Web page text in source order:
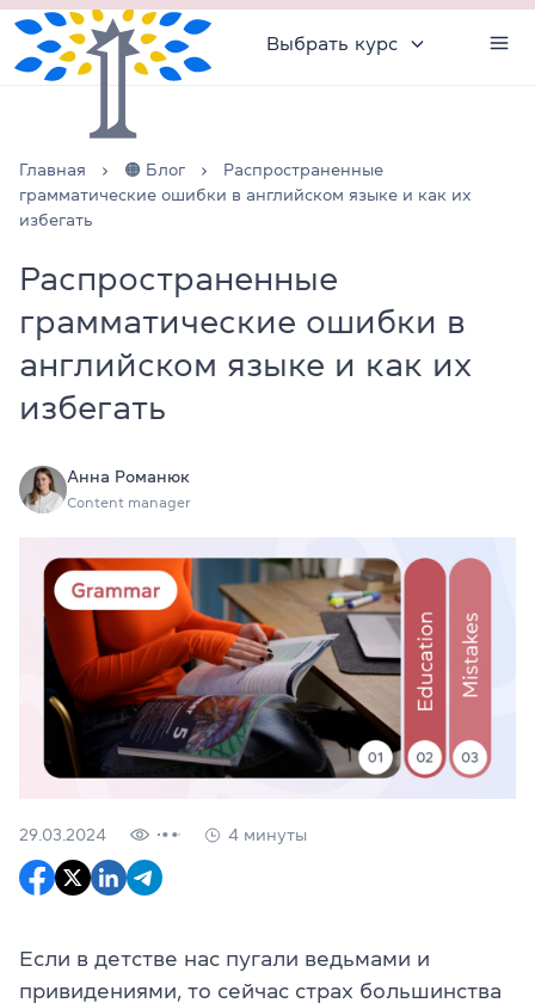
Выбрать курс
Главная 🟠 Блог
Распространенные
грамматические ошибки в английском языке и как их
избегать
Распространенные
грамматические ошибки в
английском языке и как их
избегать
Анна Романюк
Content manager
29.03.2024 4 минуты
Если в детстве нас пугали ведьмами и
привидениями, то сейчас страх большинства